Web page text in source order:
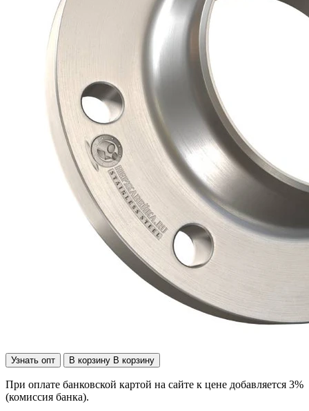
Узнать опт В корзину В корзину
При оплате банковской картой на сайте к цене добавляется 3%
(комиссия банка).